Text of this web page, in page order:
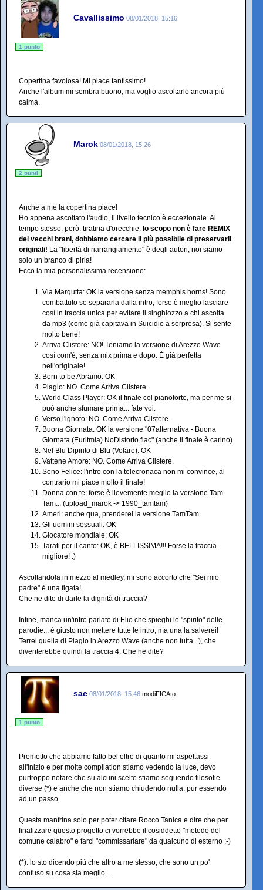
Cavallissimo 08/01/2018, 15:16
1 punto
Copertina favolosa! Mi piace tantissimo!
Anche l'album mi sembra buono, ma voglio ascoltarlo ancora più
calma.
Marok 08/01/2018, 15:26
2 punti
Anche a me la copertina piace!
Ho appena ascoltato l'audio, il livello tecnico è eccezionale. Al
tempo stesso, però, tiratina d'orecchie: lo scopo non è fare REMIX
dei vecchi brani, dobbiamo cercare il più possibile di preservarli
originali! La "libertà di riarrangiamento" è degli autori, noi siamo
solo un branco di pirla!
Ecco la mia personalissima recensione:
Via Margutta: OK la versione senza memphis horns! Sono
combattuto se separarla dalla intro, forse è meglio lasciare
così in traccia unica per evitare il singhiozzo a chi ascolta
da mp3 (come già capitava in Suicidio a sorpresa). Si sente
molto bene!
Arriva Clistere: NO! Teniamo la versione di Arezzo Wave
così com'è, senza mix prima e dopo. È già perfetta
nell'originale!
Born to be Abramo: OK
Plagio: NO. Come Arriva Clistere.
World Class Player: OK il finale col pianoforte, ma per me si
può anche sfumare prima... fate voi.
Verso l'ignoto: NO. Come Arriva Clistere.
Buona Giornata: OK la versione "07alternativa - Buona
Giornata (Euritmia) NoDistorto.flac" (anche il finale è carino)
Nel Blu Dipinto di Blu (Volare): OK
Vattene Amore: NO. Come Arriva Clistere.
Sono Felice: l'intro con la telecronaca non mi convince, al
contrario mi piace molto il finale!
Donna con te: forse è lievemente meglio la versione Tam
Tam... (upload_marok -> 1990_tamtam)
Ameri: anche qua, prenderei la versione TamTam
Gli uomini sessuali: OK
Giocatore mondiale: OK
Tarati per il canto: OK, è BELLISSIMA!!! Forse la traccia
migliore! :)
Ascoltandola in mezzo al medley, mi sono accorto che "Sei mio
padre" è una figata!
Che ne dite di darle la dignità di traccia?
Infine, manca un'intro parlato di Elio che spieghi lo "spirito" delle
parodie... è giusto non mettere tutte le intro, ma una la salverei!
Terrei quella di Plagio in Arezzo Wave (anche non tutta...), che
diventerebbe quindi la traccia 4. Che ne dite?
sae 08/01/2018, 15:46 modiFICAto
1 punto
Premetto che abbiamo fatto bel oltre di quanto mi aspettassi
all'inizio e per molte compilation stiamo vedendo la luce, devo
purtroppo notare che su alcuni scelte stiamo seguendo filosofie
diverse (*) e anche che non stiamo chiudendo nulla, pur essendo
ad un passo.
Questa manfrina solo per poter citare Rocco Tanica e dire che per
finalizzare questo progetto ci vorrebbe il cosiddetto "metodo del
comune calabro" e farci "commissariare" da qualcuno di esterno ;-)
(*): lo sto dicendo più che altro a me stesso, che sono un po'
confuso su cosa sia meglio...